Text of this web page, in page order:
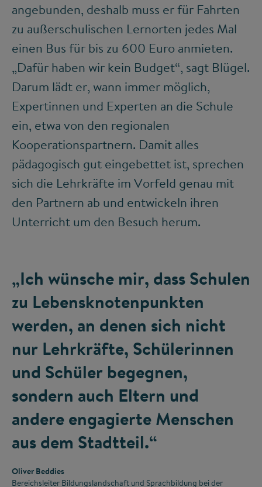
angebunden, deshalb muss er für Fahrten
zu außerschulischen Lernorten jedes Mal
einen Bus für bis zu 600 Euro anmieten.
„Dafür haben wir kein Budget“, sagt Blügel.
Darum lädt er, wann immer möglich,
Expertinnen und Experten an die Schule
ein, etwa von den regionalen
Kooperationspartnern. Damit alles
pädagogisch gut eingebettet ist, sprechen
sich die Lehrkräfte im Vorfeld genau mit
den Partnern ab und entwickeln ihren
Unterricht um den Besuch herum.
„Ich wünsche mir, dass Schulen
zu Lebensknotenpunkten
werden, an denen sich nicht
nur Lehrkräfte, Schülerinnen
und Schüler begegnen,
sondern auch Eltern und
andere engagierte Menschen
aus dem Stadtteil.“
Oliver Beddies
Bereichsleiter Bildungslandschaft und Sprachbildung bei der